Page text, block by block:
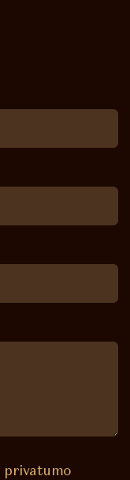
privatumo